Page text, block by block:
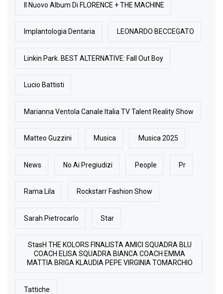
Il Nuovo Album Di FLORENCE + THE MACHINE
Implantologia Dentaria LEONARDO BECCEGATO
Linkin Park. BEST ALTERNATIVE: Fall Out Boy
Lucio Battisti
Marianna Ventola Canale Italia TV Talent Reality Show
Matteo Guzzini Musica Musica 2025
News No Ai Pregiudizi People Pr
Rama Lila Rockstarr Fashion Show
Sarah Pietrocarlo Star
StasH THE KOLORS FINALISTA AMICI SQUADRA BLU
COACH ELISA SQUADRA BIANCA COACH EMMA
MATTIA BRIGA KLAUDIA PEPE VIRGINIA TOMARCHIO
Tattiche